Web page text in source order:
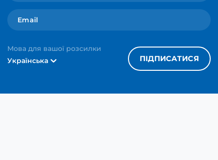
Мова для вашої розсилки
Українська
ПІДПИСАТИСЯ